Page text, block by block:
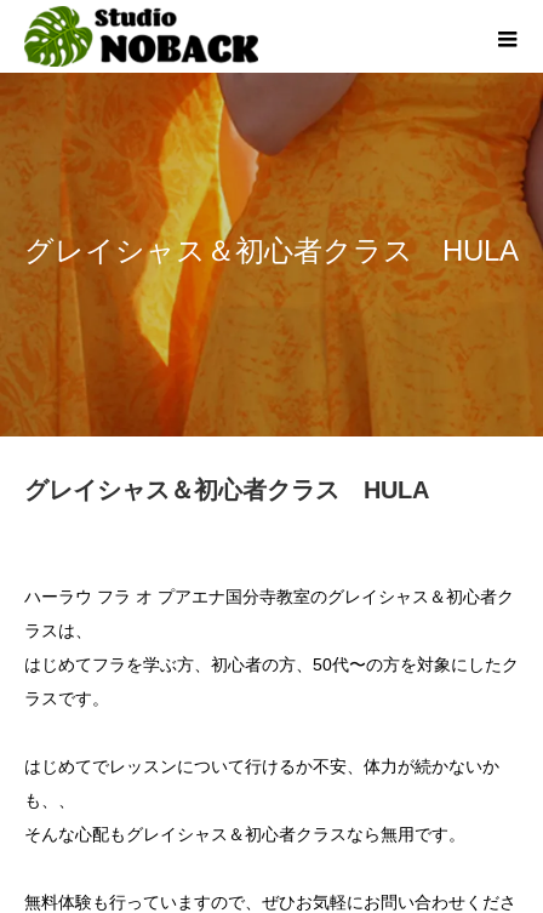
グレイシャス＆初心者クラス HULA
グレイシャス＆初心者クラス HULA
ハーラウ フラ オ プアエナ国分寺教室のグレイシャス＆初心者ク
ラスは、
はじめてフラを学ぶ方、初心者の方、50代〜の方を対象にしたク
ラスです。
はじめてでレッスンについて行けるか不安、体力が続かないか
も、、
そんな心配もグレイシャス＆初心者クラスなら無用です。
無料体験も行っていますので、ぜひお気軽にお問い合わせくださ